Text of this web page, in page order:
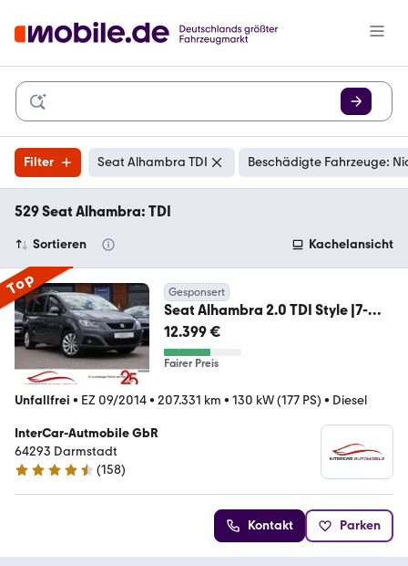
Filter Seat Alhambra TDI Beschädigte Fahrzeuge:
529 Seat Alhambra: TDI
Sortieren Kachelansicht
Top Gesponsert
Seat Alhambra 2.0 TDI Style |7-
Sitzer|Bi-Xenon|AHK|
12.399 €
Fairer Preis
Unfallfrei • EZ 09/2014• 207.331 km • 130 kW (177 PS) • Diesel
InterCar-Autmobile GbR
64293 Darmstadt
4.6 Sterne
(158)
Kontakt Parken